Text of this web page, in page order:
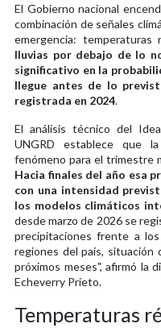
El Gobierno nacional
combinación de señales
emergencia:
lluvias por debajo de lo
significativo en la
llegue antes de lo
registrada en 2024.
El análisis técnico del
UNGRD establece que
fenómeno para el trimestre
Hacia finales del año esa
con una intensidad
los modelos climáticos
desde marzo de 2026 se
precipitaciones frente a
regiones del país, situación
próximos meses", afirmó la
Echeverry Prieto.
Temperaturas